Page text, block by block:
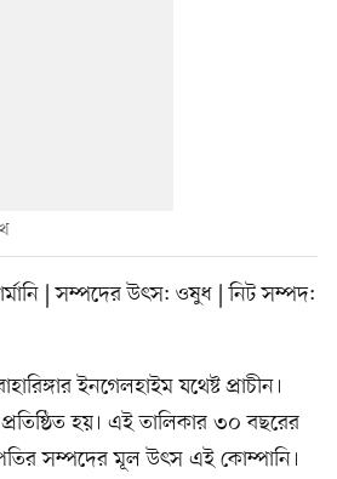
| সম্পদের উৎস: ওষুধ | নিট সম্পদ:
ইনগেলহাইম যথেষ্ট প্রাচীন।
হয়। এই তালিকার ৩০ বছরের
সম্পদের মূল উৎস এই কোম্পানি।